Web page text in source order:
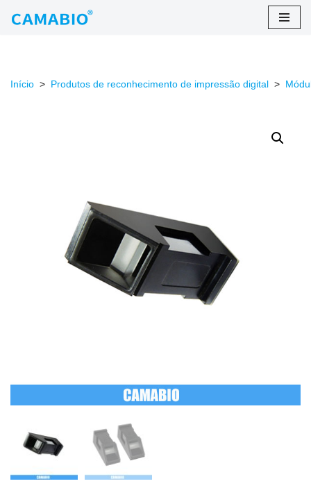
conteúdo
Início > Produtos de reconhecimento de impressão digital >